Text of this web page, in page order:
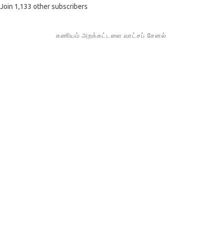
Join 1,133 other subscribers
கணியம் அறக்கட்டளை வாட்சப் சேனல்